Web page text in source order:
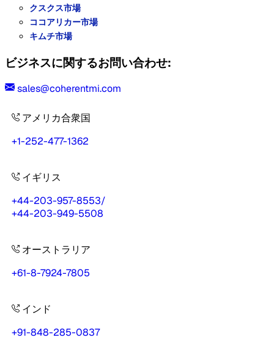
クスクス市場
ココアリカー市場
キムチ市場
ビジネスに関するお問い合わせ:
sales@coherentmi.com
アメリカ合衆国
+1-252-477-1362
イギリス
+44-203-957-8553/
+44-203-949-5508
オーストラリア
+61-8-7924-7805
インド
+91-848-285-0837